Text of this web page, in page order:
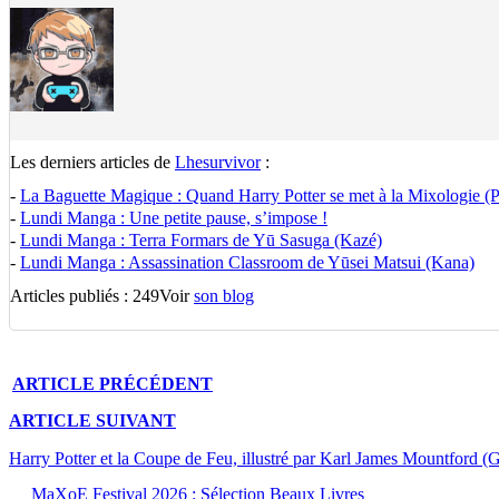
Les derniers articles de Lhesurvivor:
- La Baguette Magique : Quand Harry Potter se met à la Mixologie
- Lundi Manga : Une petite pause, s’impose !
- Lundi Manga : Terra Formars de Yū Sasuga (Kazé)
- Lundi Manga : Assassination Classroom de Yūsei Matsui (Kana)
Articles publiés : 249Voirson blog
ARTICLE PRÉCÉDENT
ARTICLE SUIVANT
Harry Potter et la Coupe de Feu, illustré par Karl James Mountford
MaXoE Festival 2026 : Sélection Beaux Livres